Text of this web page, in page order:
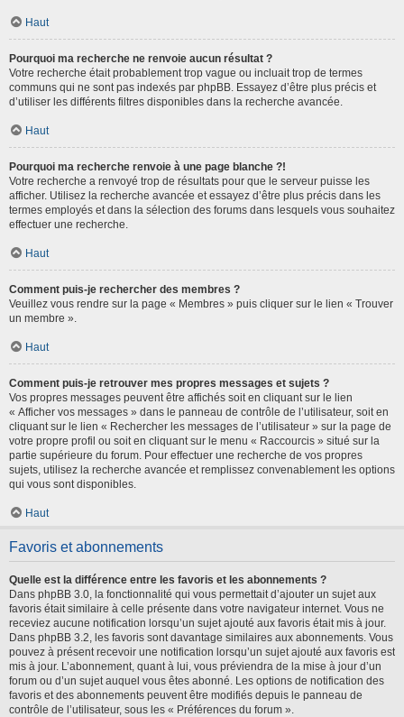
Haut
Pourquoi ma recherche ne renvoie aucun résultat ?
Votre recherche était probablement trop vague ou incluait trop de termes
communs qui ne sont pas indexés par phpBB. Essayez d’être plus précis et
d’utiliser les différents filtres disponibles dans la recherche avancée.
Haut
Pourquoi ma recherche renvoie à une page blanche ?!
Votre recherche a renvoyé trop de résultats pour que le serveur puisse les
afficher. Utilisez la recherche avancée et essayez d’être plus précis dans les
termes employés et dans la sélection des forums dans lesquels vous souhaitez
effectuer une recherche.
Haut
Comment puis-je rechercher des membres ?
Veuillez vous rendre sur la page « Membres » puis cliquer sur le lien « Trouver
un membre ».
Haut
Comment puis-je retrouver mes propres messages et sujets ?
Vos propres messages peuvent être affichés soit en cliquant sur le lien
« Afficher vos messages » dans le panneau de contrôle de l’utilisateur, soit en
cliquant sur le lien « Rechercher les messages de l’utilisateur » sur la page de
votre propre profil ou soit en cliquant sur le menu « Raccourcis » situé sur la
partie supérieure du forum. Pour effectuer une recherche de vos propres
sujets, utilisez la recherche avancée et remplissez convenablement les options
qui vous sont disponibles.
Haut
Favoris et abonnements
Quelle est la différence entre les favoris et les abonnements ?
Dans phpBB 3.0, la fonctionnalité qui vous permettait d’ajouter un sujet aux
favoris était similaire à celle présente dans votre navigateur internet. Vous ne
receviez aucune notification lorsqu’un sujet ajouté aux favoris était mis à jour.
Dans phpBB 3.2, les favoris sont davantage similaires aux abonnements. Vous
pouvez à présent recevoir une notification lorsqu’un sujet ajouté aux favoris est
mis à jour. L’abonnement, quant à lui, vous préviendra de la mise à jour d’un
forum ou d’un sujet auquel vous êtes abonné. Les options de notification des
favoris et des abonnements peuvent être modifiés depuis le panneau de
contrôle de l’utilisateur, sous les « Préférences du forum ».